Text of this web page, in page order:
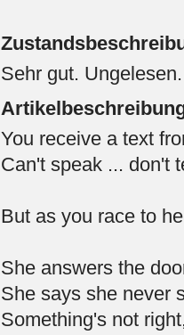
Sehr gut. Ungelesen.
You receive a text
Can't speak ... don't
But as you race to
She answers the
She says she never
Something's not